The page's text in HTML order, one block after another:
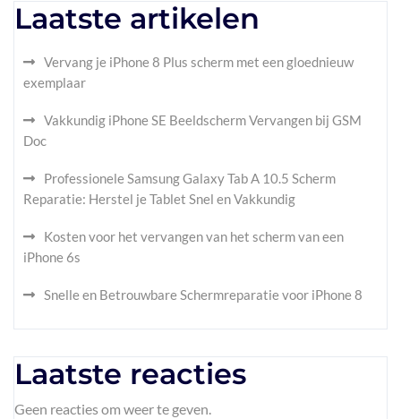
Laatste artikelen
Vervang je iPhone 8 Plus scherm met een gloednieuw
exemplaar
Vakkundig iPhone SE Beeldscherm Vervangen bij GSM
Doc
Professionele Samsung Galaxy Tab A 10.5 Scherm
Reparatie: Herstel je Tablet Snel en Vakkundig
Kosten voor het vervangen van het scherm van een
iPhone 6s
Snelle en Betrouwbare Schermreparatie voor iPhone 8
Laatste reacties
Geen reacties om weer te geven.